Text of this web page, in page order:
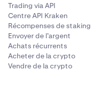
Trading via API
Centre API Kraken
Récompenses de staking
Envoyer de l’argent
Achats récurrents
Acheter de la crypto
Vendre de la crypto